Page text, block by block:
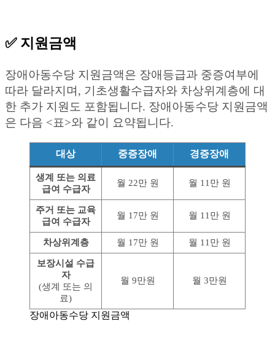
✅ 지원금액
장애아동수당 지원금액은 장애등급과 중증여부에
따라 달라지며, 기초생활수급자와 차상위계층에 대
한 추가 지원도 포함됩니다. 장애아동수당 지원금액
은 다음 <표>와 같이 요약됩니다.
대상 중증장애 경증장애
생계 또는 의료
급여 수급자
월 22만 원 월 11만 원
주거 또는 교육
급여 수급자
월 17만 원 월 11만 원
차상위계층 월 17만 원 월 11만 원
보장시설 수급
자
(생계 또는 의
료)
월 9만원 월 3만원
장애아동수당 지원금액